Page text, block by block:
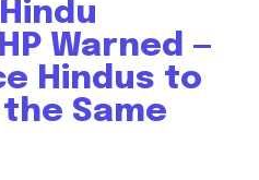
Warned —
Hindus to
Same